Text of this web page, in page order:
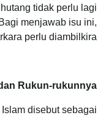
tidak perlu lagi
menjawab isu ini,
perlu diambilkira
Rukun-rukunnya
disebut sebagai